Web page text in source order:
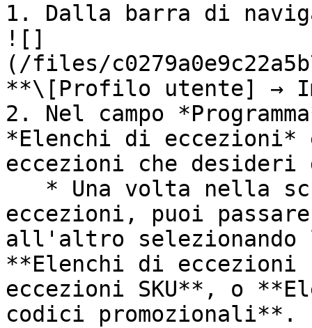
1. Dalla barra di
![]
(/files/
**\[Profilo utente] →
2. Nel campo
*Elenchi di
eccezioni che
eccezioni, puoi
all'altro selezionando
**Elenchi di
eccezioni SKU**, o
codici promozionali**.